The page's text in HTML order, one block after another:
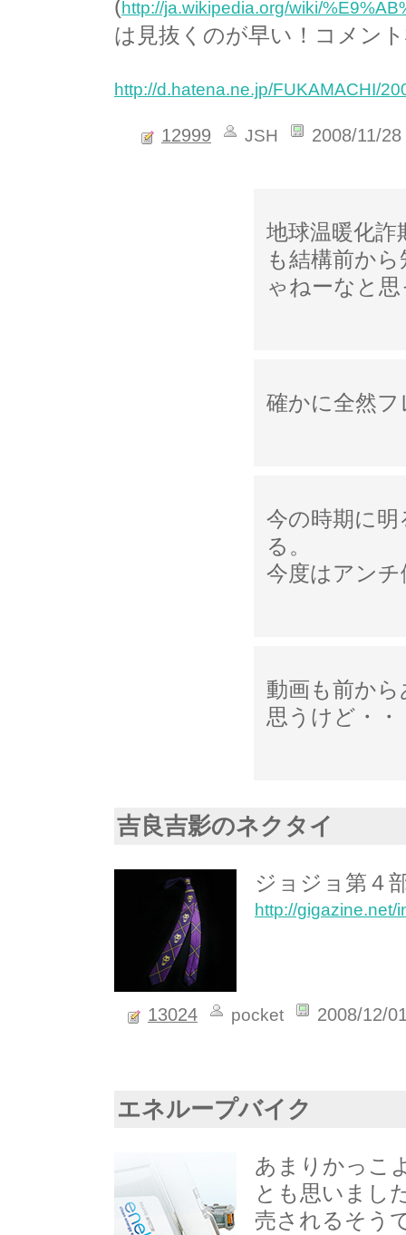
( http://ja.wikipedia.org/wiki/
は見抜くのが早い！コメン
http://d.hatena.ne.jp/FUKAMACHI/
12999 JSH 2008/11/
地球温暖化
も結構前か
ゃねーなと
確かに全然
今の時期に
る。
今度はアン
動画も前か
思うけど・・
吉良吉影のネクタイ
ジョジョ第４
http://
13024 pocket 2008/12/
エネループバイク
あまりかっこ
とも思いまし
売されるそう